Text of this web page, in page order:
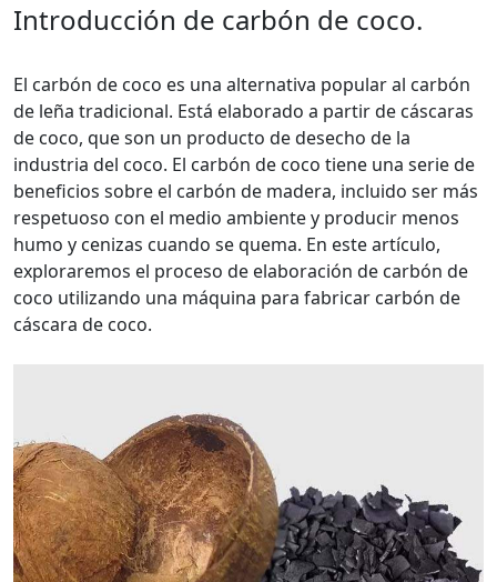
Introducción de carbón de coco.
El carbón de coco es una alternativa popular al carbón
de leña tradicional. Está elaborado a partir de cáscaras
de coco, que son un producto de desecho de la
industria del coco. El carbón de coco tiene una serie de
beneficios sobre el carbón de madera, incluido ser más
respetuoso con el medio ambiente y producir menos
humo y cenizas cuando se quema. En este artículo,
exploraremos el proceso de elaboración de carbón de
coco utilizando una máquina para fabricar carbón de
cáscara de coco.